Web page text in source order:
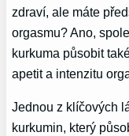
zdraví, ale máte
orgasmu? Ano,
kurkuma působit
apetit a intenzitu
Jednou z klíčových
kurkumin, který